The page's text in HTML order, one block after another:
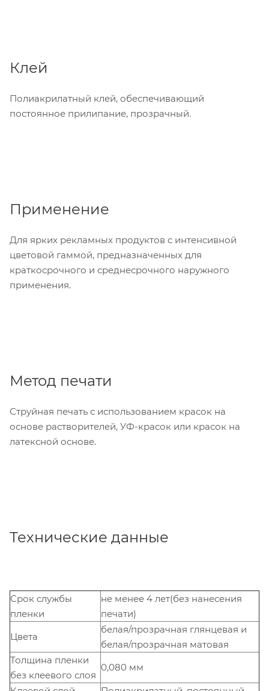
Клей
Полиакрилатный клей, обеспечивающий
постоянное прилипание, прозрачный.
Применение
Для ярких рекламных продуктов с интенсивной
цветовой гаммой, предназначенных для
краткосрочного и среднесрочного наружного
применения.
Метод печати
Струйная печать с использованием красок на
основе растворителей, УФ-красок или красок на
латексной основе.
Технические данные
Срок службы
пленки
не менее 4 лет(без нанесения
печати)
Цвета
белая/прозрачная глянцевая и
белая/прозрачная матовая
Толщина пленки
без клеевого слоя
0,080 мм